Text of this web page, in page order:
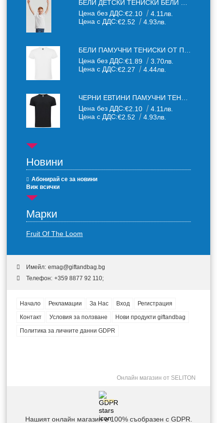
Цена без ДДС:€2.10
4.11лв.
Цена с ДДС:€2.52 4.93лв.
Цена без ДДС:€1.89
3.70лв.
Цена с ДДС:€2.27 4.44лв.
Цена без ДДС:€2.10
4.11лв.
Цена с ДДС:€2.52 4.93лв.
Новини
Абонирай се за новини
Виж всички
Марки
Fruit Of The Loom
Имейл: emag@giftandbag.bg
Телефон: +359 8877 92 110;
Начало Рекламации За Нас Вход
Регистрация
Контакт
Условия за ползване
Нови продукти giftandbag
Политика за личните данни GDPR
Онлайн магазин от SELITON
GDPR
Нашият онлайн магазин е 100% съобразен с GDPR.